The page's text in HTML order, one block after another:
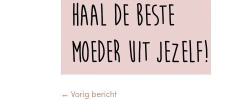
← Vorig bericht